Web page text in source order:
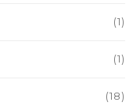
(1)
(1)
(18)